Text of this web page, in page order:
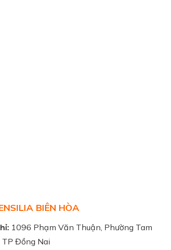
BIÊN HÒA
1096 Phạm Văn Thuận, Phường Tam
TP Đồng Nai